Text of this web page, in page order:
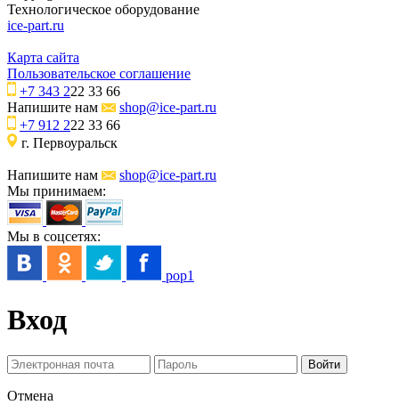
Технологическое оборудование
ice-part.ru
Карта сайта
Пользовательское соглашение
+7 343 222 33 66
Напишите нам
shop@ice-part.ru
+7 912 222 33 66
г. Первоуральск
Напишите нам
shop@ice-part.ru
Мы принимаем:
Мы в соцсетях:
pop1
Вход
Отмена